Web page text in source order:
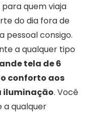
quem viaja
do dia fora de
pessoal consigo.
a qualquer tipo
tela de 6
conforto aos
iluminação. Você
a qualquer